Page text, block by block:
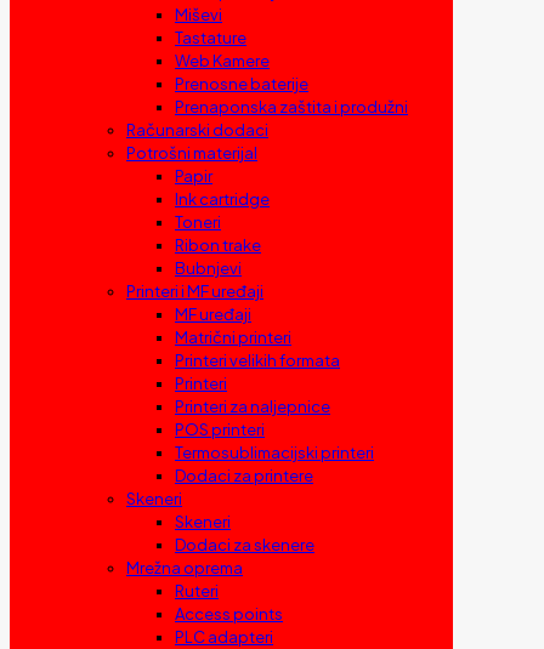
Miševi
Tastature
Web Kamere
Prenosne baterije
Prenaponska zaštita i produžni
Računarski dodaci
Potrošni materijal
Papir
Ink cartridge
Toneri
Ribon trake
Bubnjevi
Printeri i MF uređaji
MF uređaji
Matrični printeri
Printeri velikih formata
Printeri
Printeri za naljepnice
POS printeri
Termosublimacijski printeri
Dodaci za printere
Skeneri
Skeneri
Dodaci za skenere
Mrežna oprema
Ruteri
Access points
PLC adapteri